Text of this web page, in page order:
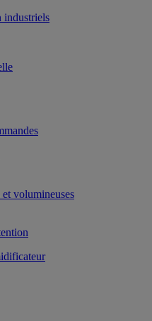
industriels
volumineuses